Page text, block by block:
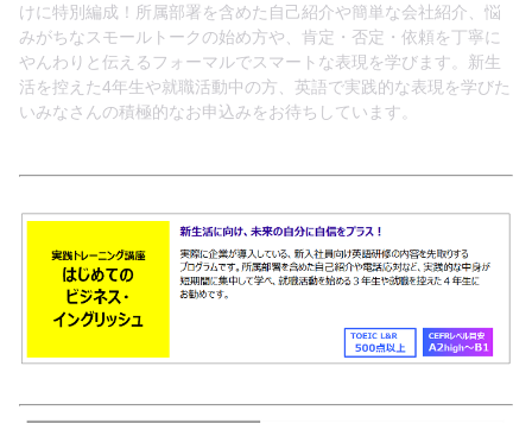
Chuo Univ. Int
けに特別編成！所属部署を含めた自己紹介や簡単な会社紹介、悩
みがちなスモールトークの始め方や、肯定・否定・依頼を丁寧に
やんわりと伝えるフォーマルでスマートな表現を学びます。新生
活を控えた4年生や就職活動中の方、英語で実践的な表現を学びた
いみなさんの積極的なお申込みをお待ちしています。